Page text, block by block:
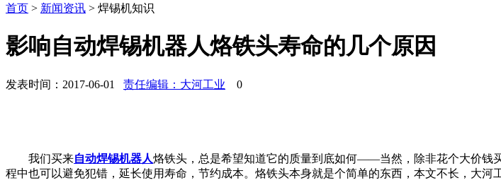
首页 > 新闻资讯 > 焊锡机知识
影响自动焊锡机器人烙铁头寿命的几个原因
发表时间：2017-06-01 责任编辑：大河工业 0
我们买来自动焊锡机器人烙铁头，总是希望知道它的质量到底如何——当然，除非花个大价钱
程中也可以避免犯错，延长使用寿命，节约成本。烙铁头本身就是个简单的东西，本文不长，大河